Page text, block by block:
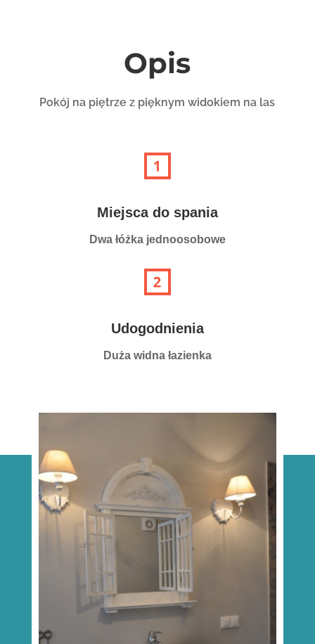
Opis
Pokój na piętrze z pięknym widokiem na las
Miejsca do spania
Dwa łóżka jednoosobowe
Udogodnienia
Duża widna łazienka